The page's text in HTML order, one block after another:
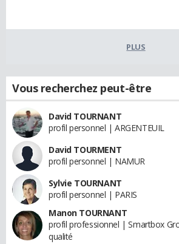
PLUS
Vous recherchez peut-être
David TOURNANT
profil personnel | ARGENTEUIL
David TOURMENT
profil personnel | NAMUR
Sylvie TOURNANT
profil personnel | PARIS
Manon TOURNANT
profil professionnel | Smartbox
qualité